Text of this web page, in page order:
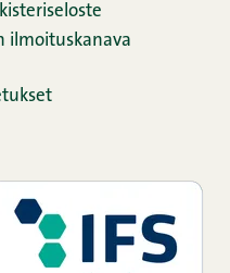
ilmoituskanava